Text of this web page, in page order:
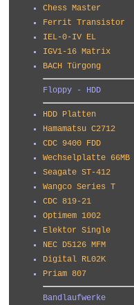
Chess Master
Ferrit Transistor
IEL-0-IV EL
IGV1-16 Matrix
BACH Türgong
Floppy - HDD
HDD Platten
Hamamatsu C2712
CDC 9400 FDD
Wechselplatte 66MB
Seagate ST-412
Wangco Series T
CDC 819-21
Optimem 1002
Elektor Single
NEC D5126 MFM
Digital RL02K
Priam 807
Bandlaufwerke